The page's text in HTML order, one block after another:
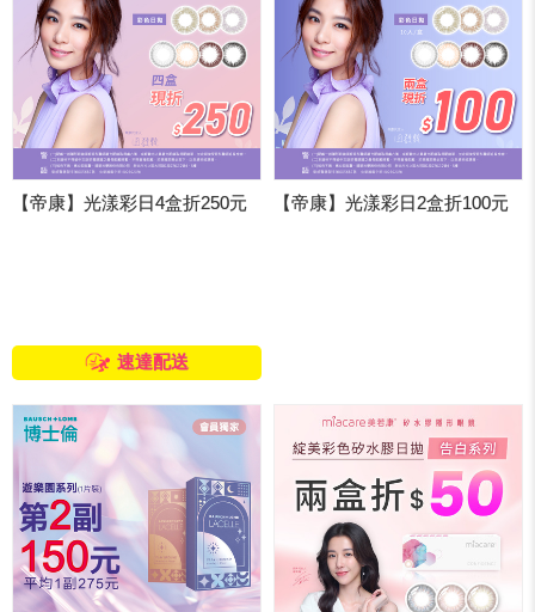
【帝康】光漾彩日4盒折250元
速達配送
【帝康】光漾彩日2盒折100元